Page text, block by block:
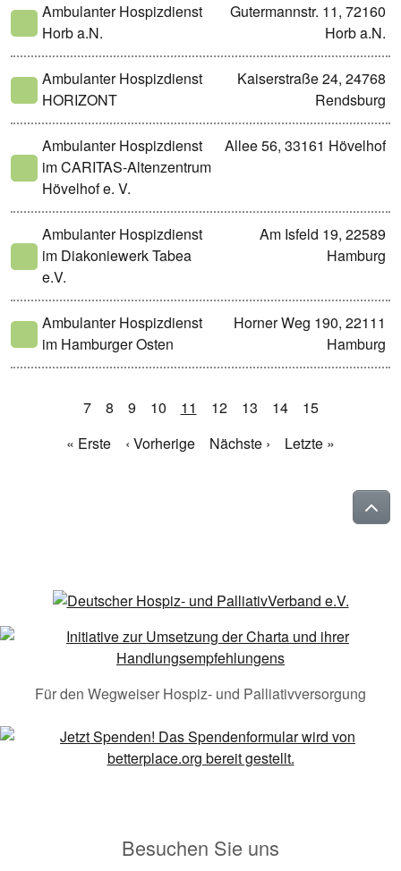
Ambulanter Hospizdienst
Horb a.N.
Gutermannstr. 11, 72160
Horb a.N.
Ambulanter Hospizdienst
HORIZONT
Kaiserstraße 24, 24768
Rendsburg
Ambulanter Hospizdienst
im CARITAS-Altenzentrum
Hövelhof e. V.
Allee 56, 33161 Hövelhof
Ambulanter Hospizdienst
im Diakoniewerk Tabea
e.V.
Am Isfeld 19, 22589
Hamburg
Ambulanter Hospizdienst
im Hamburger Osten
Horner Weg 190, 22111
Hamburg
7 8 9 10 11 12 13 14
15
« Erste
‹ Vorherige Nächste › Letzte »
Für den Wegweiser Hospiz- und Palliativversorgung
Besuchen Sie uns